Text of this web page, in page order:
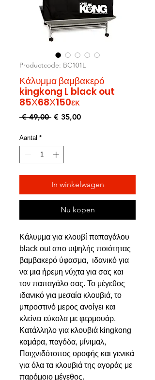
Productcode: BC101L
Κάλυμμα βαμβακερό
kingkong L black out
85Χ68Χ150εκ
€ 49,00 Normale
€ 35,00Verkoopprijs
Aantal *
In winkelwagen
Nu kopen
Κάλυμμα για κλουβί παπαγάλου
black out απο υψηλής ποιότητας
βαμβακερό ύφασμα, ιδανικό για
να μια ήρεμη νύχτα για σας και
τον παπαγάλο σας. Το μέγεθος
ιδανικό για μεσαία κλουβιά, το
μπροστινό μερος ανοίγει και
κλείνει εύκολα με φερμουάρ.
Κατάλληλο για κλουβιά kingkong
καμάρα, παγόδα, μίνιμαλ,
Παιχνιδότοπος οροφής και γενικά
για όλα τα κλουβιά της αγοράς με
παρόμοιο μέγεθος.